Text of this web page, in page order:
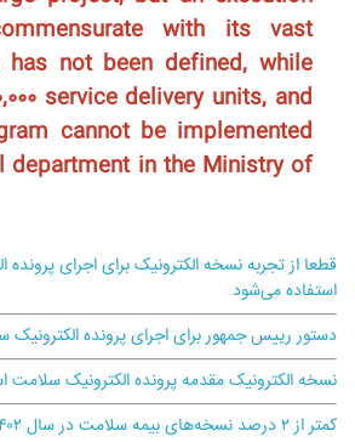
with its vast
has not been defined, while
service delivery units, and
cannot be implemented
department in the Ministry of
قطعا از تجربه نسخه الکترونیک برای اجرای
استفاده می‌شود
دستور رییس جمهور برای اجرای پرونده الکترونیک
نسخه الکترونیک مقدمه پرونده الکترونیک
کمتر از ۲ درصد نسخه‌های بیمه سلامت در سال ۱۴۰۲ کاغذی بود